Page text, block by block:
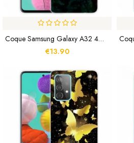
Coque Samsung Galaxy A32 4G Peinture Hiboux
€13.90